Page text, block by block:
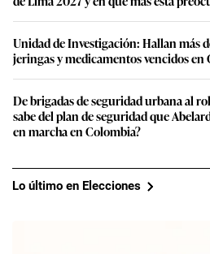
Unidad de Investigación: Hallan más
jeringas y medicamentos vencidos en
De brigadas de seguridad urbana al
sabe del plan de seguridad que
en marcha en Colombia?
Lo último en Elecciones